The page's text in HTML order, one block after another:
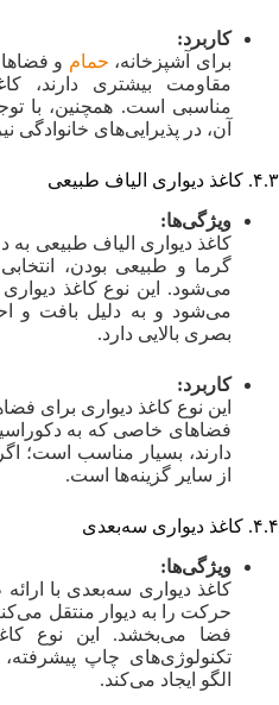
کاربرد:
برای آشپزخانه، حمام و
مقاومت بیشتری دارند،
مناسبی است. همچنین، با
آن، در پذیرایی‌های خانوادگی
۴.۳. کاغذ دیواری الیاف طبیعی
ویژگی‌ها:
کاغذ دیواری الیاف طبیعی
گرما و طبیعی بودن،
می‌شود. این نوع کاغذ
می‌شود و به دلیل بافت
بصری بالایی دارد.
کاربرد:
این نوع کاغذ دیواری برای
فضاهای خاصی که به
دارند، بسیار مناسب است؛
از سایر گزینه‌ها است.
۴.۴. کاغذ دیواری سه‌بعدی
ویژگی‌ها:
کاغذ دیواری سه‌بعدی با
حرکت را به دیوار منتقل
فضا می‌بخشد. این نوع
تکنولوژی‌های چاپ
الگو ایجاد می‌کند.